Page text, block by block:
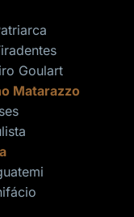
Goulart
Matarazzo